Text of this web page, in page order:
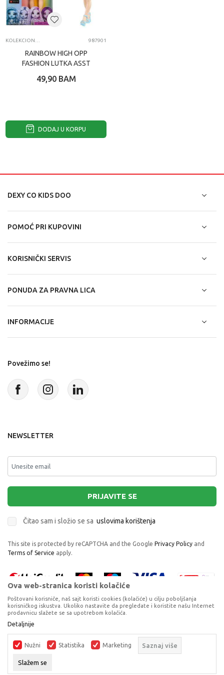
987901
RAINBOW HIGH OPP
FASHION LUTKA ASST
49,90 BAM
DODAJ U KORPU
DEXY CO KIDS DOO
POMOĆ PRI KUPOVINI
KORISNIČKI SERVIS
PONUDA ZA PRAVNA LICA
INFORMACIJE
Povežimo se!
NEWSLETTER
PRIJAVITE SE
Čitao sam i složio se sa uslovima korištenja
This site is protected by reCAPTCHA and the Google Privacy Policy and
Terms of Service apply.
Proizvode na sajtu nastojimo da opišemo što je preciznije moguće, ali ne
možemo garantovati da su svi podaci i fotografije, navedeni u okrviru
proizvoda, u potpunosti kompletni i bez grešaka. Svi artikli prikazani na
sajtu su dio naše ponude, ali ne podrazumijeva da su dostupni u svakom
Ova web-stranica koristi kolačiće
Poštovani korisniče, naš sajt koristi cookies (kolačiće) u cilju poboljšanja
korisničkog iskustva. Ukoliko nastavite da pregledate i koristite našu Internet
prodavnicu slažete se sa upotrebom kolačića.
Detaljnije
Nužni Statistika Marketing Saznaj više
Slažem se